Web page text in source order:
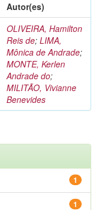
Autor(es)
OLIVEIRA, Hamilton
Reis de; LIMA,
Mônica de Andrade;
MONTE, Kerlen
Andrade do;
MILITÃO, Vivianne
Benevides
1
1